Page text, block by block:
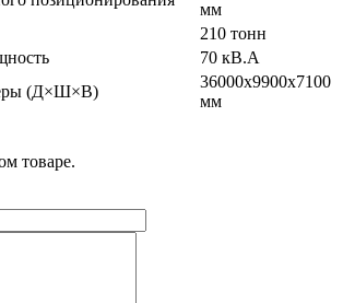
мм
210 тонн
70 кВ.А
(Д×Ш×В)
36000х9900х7100
мм
товаре.